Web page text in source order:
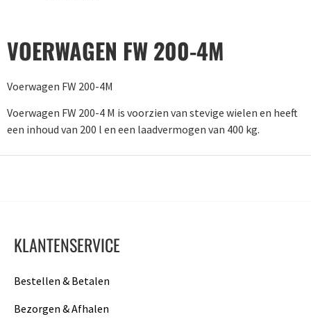
VOERWAGEN FW 200-4M
Voerwagen FW 200-4M
Voerwagen FW 200-4 M is voorzien van stevige wielen en heeft
een inhoud van 200 l en een laadvermogen van 400 kg.
KLANTENSERVICE
Bestellen & Betalen
Bezorgen & Afhalen